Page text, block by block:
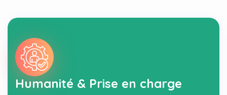
Humanité & Prise en charge